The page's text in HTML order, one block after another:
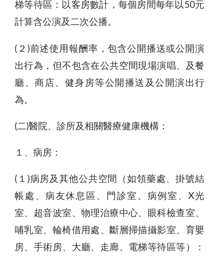
梯等待區：以客房數計，每個房間每年以50元
計算含公演及二次公播。
(２)前述使用報酬率，包含公開播送或公開演
出行為，但不包含在公共空間現場演唱、及餐
廳、商店、健身房等公開播送及公開演出行
為。
(二)醫院、診所及相關醫療健康機構：
１、病房：
(１)病房及其他公共空間（如領藥處、掛號結
帳處、病友休息區、門診室、病例室、X光
室、超音波室、物理治療中心、眼科檢查室、
哺乳室、輪椅借用處、斷層掃描攝影室、育嬰
房、手術房、大廳、走廊、電梯等待區等）：